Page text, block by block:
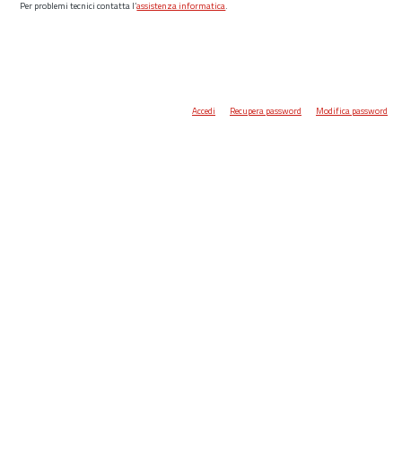
Per problemi tecnici contatta l’assistenza informatica.
Accedi Recupera password Modifica password